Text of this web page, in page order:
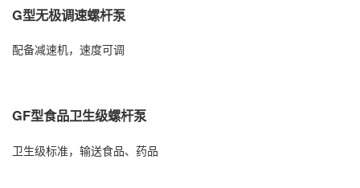
G型无极调速螺杆泵
配备减速机，速度可调
GF型食品卫生级螺杆泵
卫生级标准，输送食品、药品